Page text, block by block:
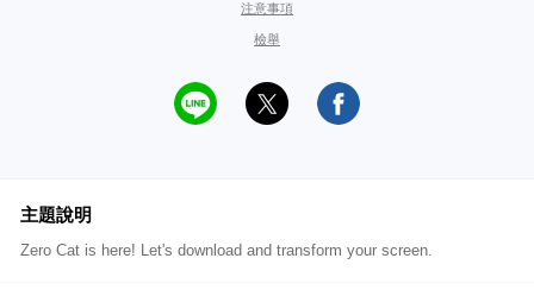
注意事項
檢舉
主題說明
Zero Cat is here! Let's download and transform your screen.